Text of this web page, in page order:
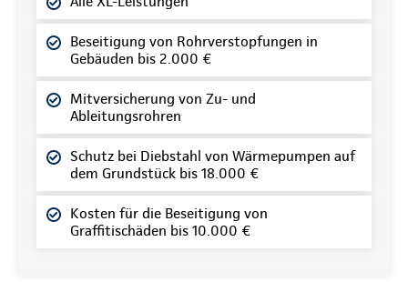
Beseitigung von Rohrverstopfungen in
Gebäuden bis 2.000 €
Mitversicherung von Zu- und
Ableitungsrohren
Schutz bei Diebstahl von Wärmepumpen auf
dem Grundstück bis 18.000 €
Kosten für die Beseitigung von
Graffitischäden bis 10.000 €